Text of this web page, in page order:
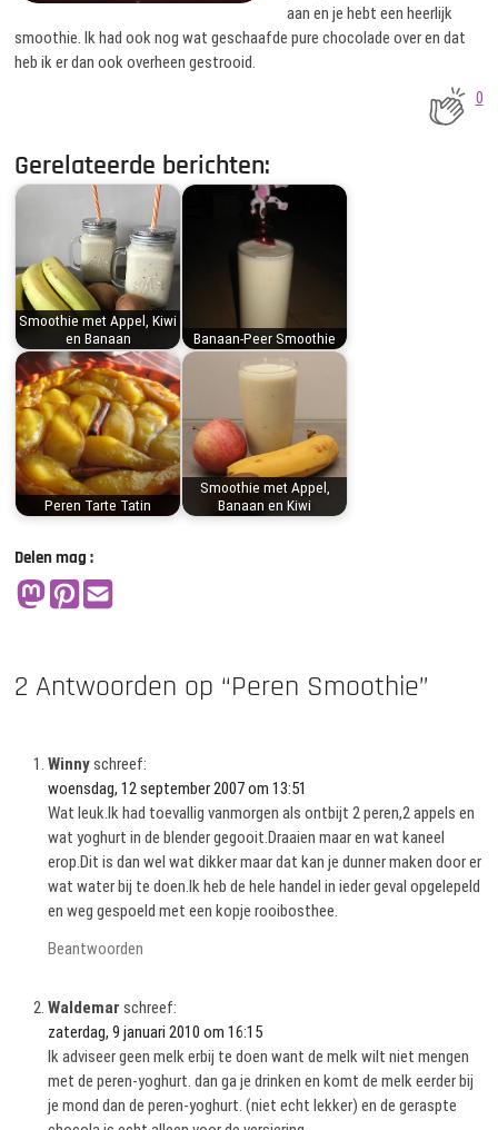
aan en je hebt een heerlijk
smoothie. Ik had ook nog wat geschaafde pure chocolade over en dat
heb ik er dan ook overheen gestrooid.
0
Gerelateerde berichten:
Smoothie met Appel, Kiwi
en Banaan
Banaan-Peer Smoothie
Peren Tarte Tatin
Smoothie met Appel,
Banaan en Kiwi
Delen mag :
2 Antwoorden op “Peren Smoothie”
Winnyschreef:
woensdag, 12 september 2007 om 13:51
Wat leuk.Ik had toevallig vanmorgen als ontbijt 2 peren,2 appels en
wat yoghurt in de blender gegooit.Draaien maar en wat kaneel
erop.Dit is dan wel wat dikker maar dat kan je dunner maken door er
wat water bij te doen.Ik heb de hele handel in ieder geval opgelepeld
en weg gespoeld met een kopje rooibosthee.
Beantwoorden
Waldemar schreef:
zaterdag, 9 januari 2010 om 16:15
Ik adviseer geen melk erbij te doen want de melk wilt niet mengen
met de peren-yoghurt. dan ga je drinken en komt de melk eerder bij
je mond dan de peren-yoghurt. (niet echt lekker) en de geraspte